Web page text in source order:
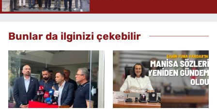
Bunlar da ilginizi çekebilir